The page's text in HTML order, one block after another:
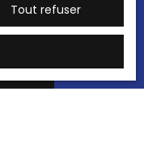
de vos
consulter
Tout refuser